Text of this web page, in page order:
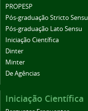
PROPESP
Pós-graduação Stricto Sensu
Pós-graduação Lato Sensu
Iniciação Científica
Dinter
Minter
De Agências
Iniciação Científica